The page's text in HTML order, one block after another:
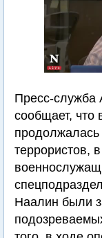
Пресс-служба
сообщает, что
продолжалась
террористов,
Наалин были